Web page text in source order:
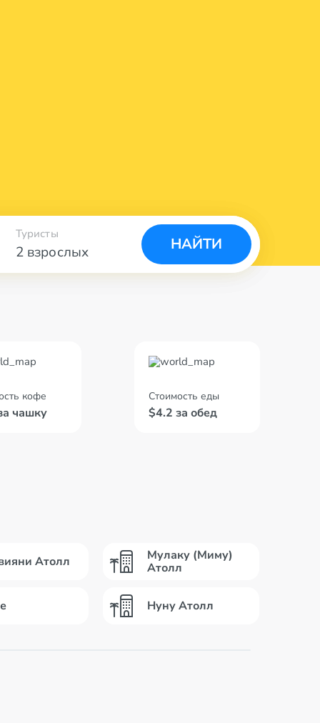
2 взрослых
Туристы
НАЙТИ
кофе
чашку
Стоимость еды
$4.2 за обед
Атолл
Мулаку (Миму)
Атолл
Нуну Атолл